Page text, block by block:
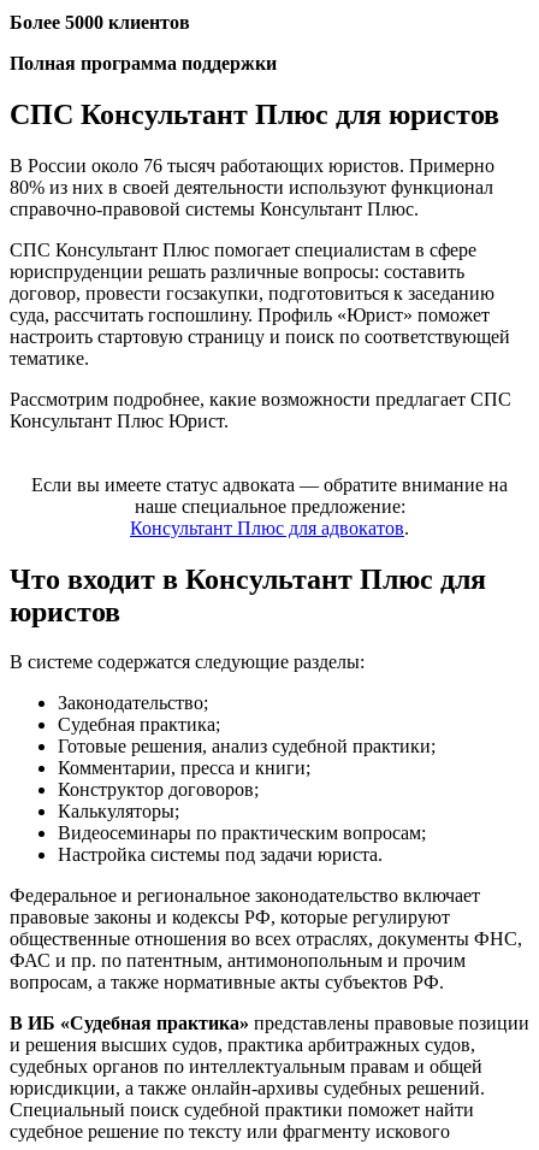
Более 5000 клиентов
Полная программа поддержки
СПС Консультант Плюс для юристов
В России около 76 тысяч работающих юристов. Примерно
80% из них в своей деятельности используют функционал
справочно-правовой системы Консультант Плюс.
СПС Консультант Плюс помогает специалистам в сфере
юриспруденции решать различные вопросы: составить
договор, провести госзакупки, подготовиться к заседанию
суда, рассчитать госпошлину. Профиль «Юрист» поможет
настроить стартовую страницу и поиск по соответствующей
тематике.
Рассмотрим подробнее, какие возможности предлагает СПС
Консультант Плюс Юрист.
Если вы имеете статус адвоката — обратите внимание на
наше специальное предложение:
Консультант Плюс для адвокатов.
Что входит в Консультант Плюс для
юристов
В системе содержатся следующие разделы:
Законодательство;
Судебная практика;
Готовые решения, анализ судебной практики;
Комментарии, пресса и книги;
Конструктор договоров;
Калькуляторы;
Видеосеминары по практическим вопросам;
Настройка системы под задачи юриста.
Федеральное и региональное законодательство включает
правовые законы и кодексы РФ, которые регулируют
общественные отношения во всех отраслях, документы ФНС,
ФАС и пр. по патентным, антимонопольным и прочим
вопросам, а также нормативные акты субъектов РФ.
В ИБ «Судебная практика» представлены правовые позиции
и решения высших судов, практика арбитражных судов,
судебных органов по интеллектуальным правам и общей
юрисдикции, а также онлайн-архивы судебных решений.
Специальный поиск судебной практики поможет найти
судебное решение по тексту или фрагменту искового